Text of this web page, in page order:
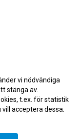
vi nödvändiga
stänga av.
t.ex. för statistik
acceptera dessa.